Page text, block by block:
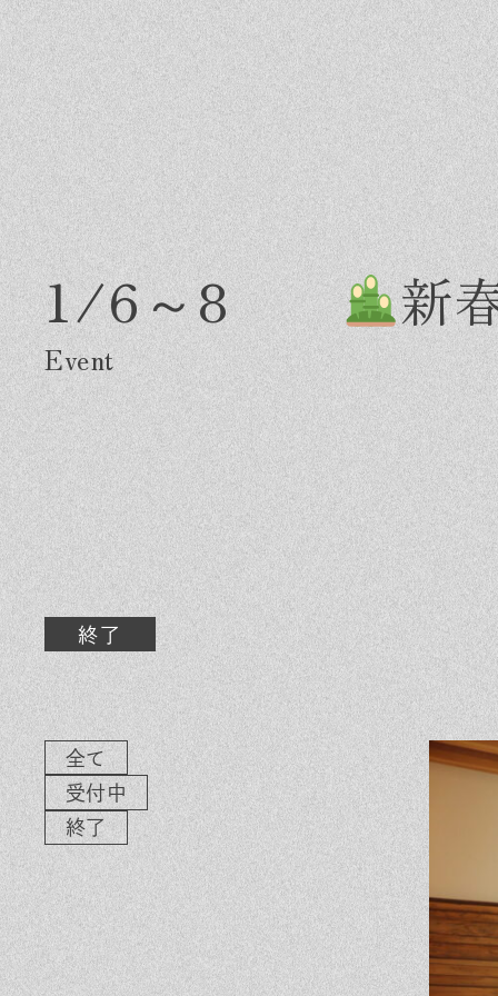
1/6～8 新
終了
全て
受付中
終了
Greeting
はじめましての方へ
Made in DAIMASA
私たちの想い
オーダーメイドの住まい
素材のこだわり
住まいの特性
家づくりの流れ
保証とサポート
ヒノキプロジェクト
施
ス
イ
気
よ
お
木
In
st
ag
Fa
ce
bo
LI
N
E